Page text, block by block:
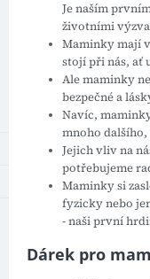
Je naším
životními
Maminky mají
stojí při nás, ať
Ale maminky
bezpečné a
Navíc,
mnoho
Jejich vliv na
potřebujeme
Maminky si
fyzicky nebo
- naši první
Dárek pro